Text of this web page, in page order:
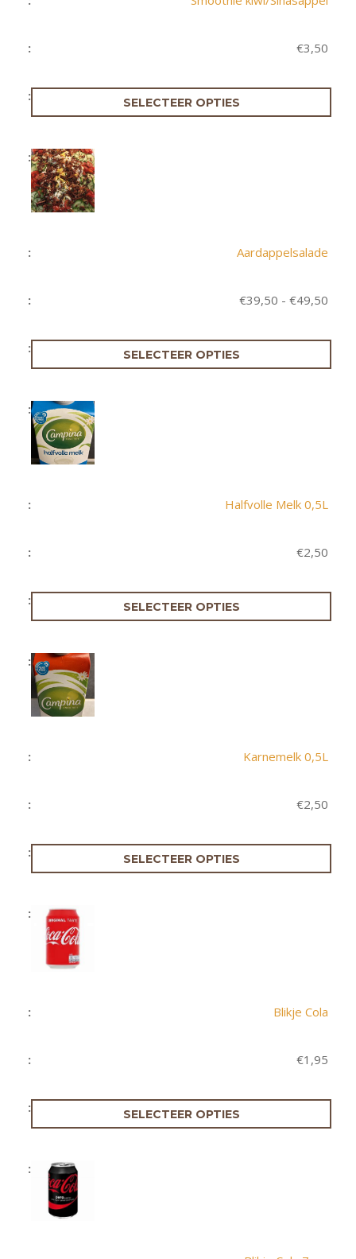
€3,50
SELECTEER OPTIES
Aardappelsalade
€39,50 - €49,50
SELECTEER OPTIES
Halfvolle Melk 0,5L
€2,50
SELECTEER OPTIES
Karnemelk 0,5L
€2,50
SELECTEER OPTIES
Blikje Cola
€1,95
SELECTEER OPTIES